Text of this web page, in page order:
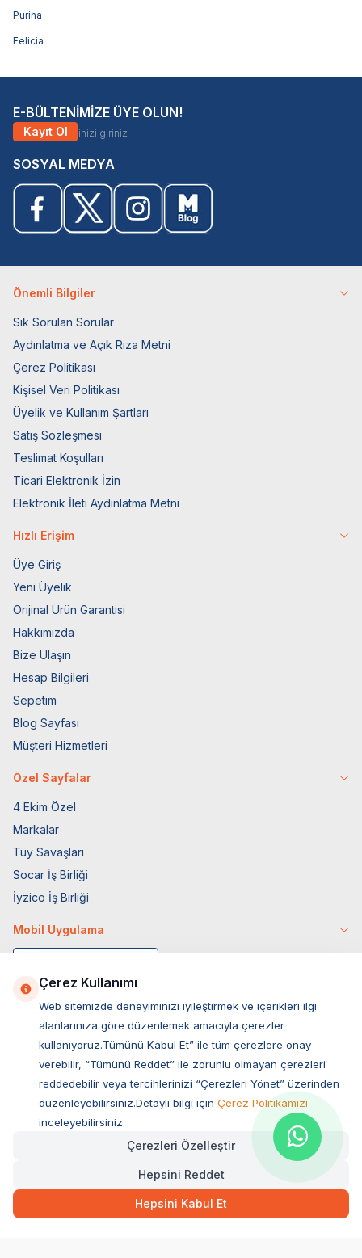
3.972,00TL Hızlı Teslimat Kargo Bedava
SEPETE EKLE
Purina
Felicia
E-BÜLTENİMİZE ÜYE OLUN!
Kayıt Ol
SOSYAL MEDYA
Önemli Bilgiler
Sık Sorulan Sorular
Aydınlatma ve Açık Rıza Metni
Çerez Politikası
Kişisel Veri Politikası
Üyelik ve Kullanım Şartları
Satış Sözleşmesi
Teslimat Koşulları
Ticari Elektronik İzin
Elektronik İleti Aydınlatma Metni
Hızlı Erişim
Üye Giriş
Yeni Üyelik
Orijinal Ürün Garantisi
Hakkımızda
Bize Ulaşın
Hesap Bilgileri
Sepetim
Blog Sayfası
Müşteri Hizmetleri
Özel Sayfalar
4 Ekim Özel
Markalar
Tüy Savaşları
Socar İş Birliği
İyzico İş Birliği
Mobil Uygulama
Müşteri Hizmetleri
Sıkça Sorulan Sorular
Ovacık Mah. Hacıoğlu Sok. No:13 Başiskele / KOCAELİ
Müşteri Destek Hattı
Çerez Kullanımı
Web sitemizde deneyiminizi iyileştirmek ve içerikleri ilgi
alanlarınıza göre düzenlemek amacıyla çerezler
kullanıyoruz.Tümünü Kabul Et” ile tüm çerezlere onay
verebilir, “Tümünü Reddet” ile zorunlu olmayan çerezleri
reddedebilir veya tercihlerinizi “Çerezleri Yönet” üzerinden
düzenleyebilirsiniz.Detaylı bilgi için Çerez Politikamızı
inceleyebilirsiniz.
Çerezleri Özelleştir
Hepsini Reddet
Hepsini Kabul Et